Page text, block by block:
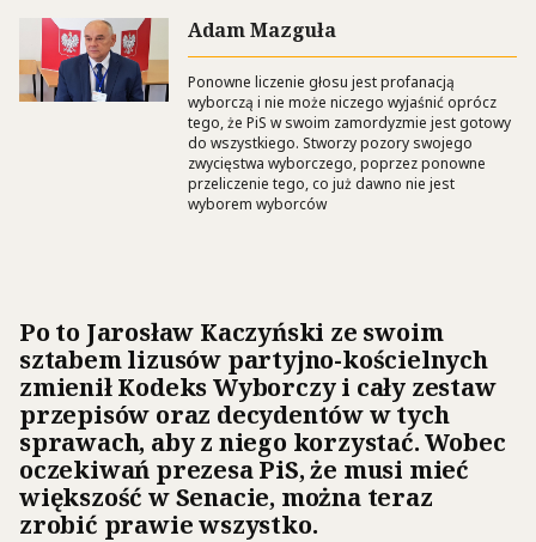
Adam Mazguła
Ponowne liczenie głosu jest profanacją
wyborczą i nie może niczego wyjaśnić oprócz
tego, że PiS w swoim zamordyzmie jest gotowy
do wszystkiego. Stworzy pozory swojego
zwycięstwa wyborczego, poprzez ponowne
przeliczenie tego, co już dawno nie jest
wyborem wyborców
Po to Jarosław Kaczyński ze swoim
sztabem lizusów partyjno-kościelnych
zmienił Kodeks Wyborczy i cały zestaw
przepisów oraz decydentów w tych
sprawach, aby z niego korzystać. Wobec
oczekiwań prezesa PiS, że musi mieć
większość w Senacie, można teraz
zrobić prawie wszystko.